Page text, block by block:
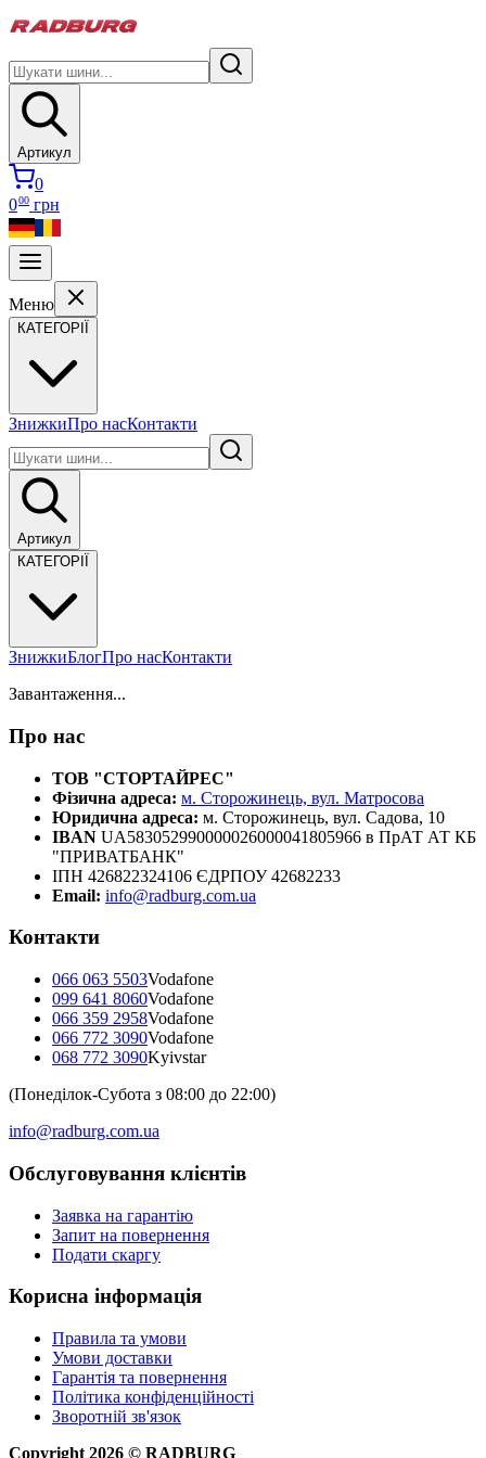
Артикул
0
000 грн
Меню
КАТЕГОРІЇ
ЗнижкиПро насКонтакти
Артикул
КАТЕГОРІЇ
ЗнижкиБлогПро насКонтакти
Завантаження...
Про нас
ТОВ "СТОРТАЙРЕС"
Фізична адреса: м. Сторожинець, вул. Матросова
Юридична адреса: м. Сторожинець, вул. Садова, 10
IBAN UA583052990000026000041805966 в ПрАТ АТ КБ
"ПРИВАТБАНК"
ІПН 426822324106 ЄДРПОУ 42682233
Email: info@radburg.com.ua
Контакти
066 063 5503Vodafone
099 641 8060Vodafone
066 359 2958Vodafone
066 772 3090Vodafone
068 772 3090Kyivstar
(Понеділок-Субота з 08:00 до 22:00)
info@radburg.com.ua
Обслуговування клієнтів
Заявка на гарантію
Запит на повернення
Подати скаргу
Корисна інформація
Правила та умови
Умови доставки
Гарантія та повернення
Політика конфіденційності
Зворотній зв'язок
Copyright 2026 © RADBURG